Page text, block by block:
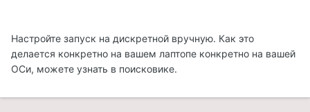
Настройте запуск на дискретной вручную. Как это
делается конкретно на вашем лаптопе конкретно на вашей
ОСи, можете узнать в поисковике.